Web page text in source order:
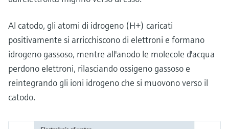
Al catodo, gli atomi di idrogeno (H+) caricati
positivamente si arricchiscono di elettroni e formano
idrogeno gassoso, mentre all'anodo le molecole d'acqua
perdono elettroni, rilasciando ossigeno gassoso e
reintegrando gli ioni idrogeno che si muovono verso il
catodo.